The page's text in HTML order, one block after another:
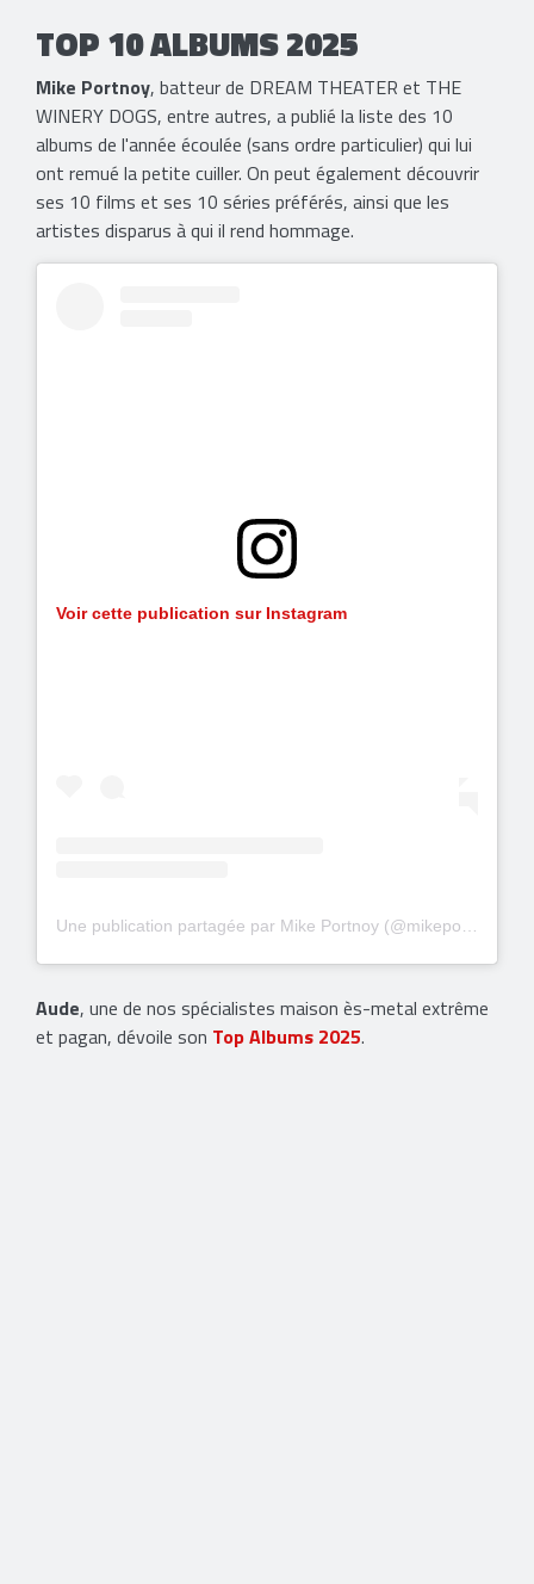
TOP 10 ALBUMS 2025
Mike Portnoy, batteur de DREAM THEATER et THE
WINERY DOGS, entre autres, a publié la liste des 10
albums de l'année écoulée (sans ordre particulier) qui lui
ont remué la petite cuiller. On peut également découvrir
ses 10 films et ses 10 séries préférés, ainsi que les
artistes disparus à qui il rend hommage.
Voir cette publication sur Instagram
Aude, une de nos spécialistes maison ès-metal extrême
et pagan, dévoile son Top Albums 2025.